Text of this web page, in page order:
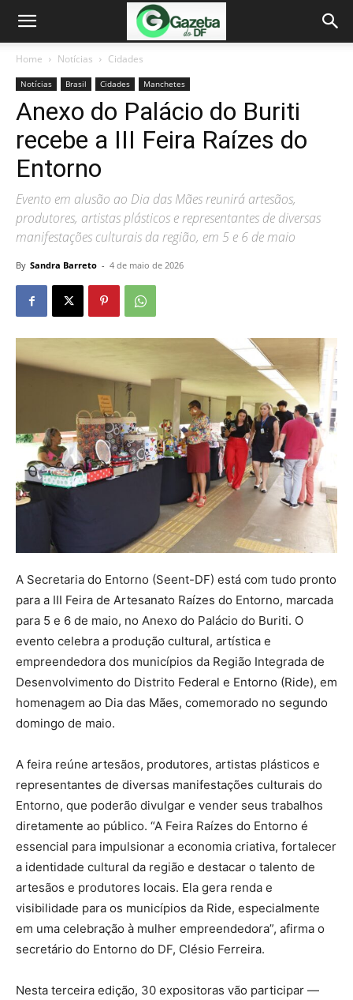
Home Notícias Cidades
Notícias Brasil Cidades Manchetes
Anexo do Palácio do Buriti
recebe a III Feira Raízes do
Entorno
Evento em alusão ao Dia das Mães reunirá artesãos,
produtores, artistas plásticos e representantes de diversas
manifestações culturais da região, em 5 e 6 de maio
By Sandra Barreto - 4 de maio de 2026
A Secretaria do Entorno (Seent-DF) está com tudo pronto
para a III Feira de Artesanato Raízes do Entorno, marcada
para 5 e 6 de maio, no Anexo do Palácio do Buriti. O
evento celebra a produção cultural, artística e
empreendedora dos municípios da Região Integrada de
Desenvolvimento do Distrito Federal e Entorno (Ride), em
homenagem ao Dia das Mães, comemorado no segundo
domingo de maio.
A feira reúne artesãos, produtores, artistas plásticos e
representantes de diversas manifestações culturais do
Entorno, que poderão divulgar e vender seus trabalhos
diretamente ao público. “A Feira Raízes do Entorno é
essencial para impulsionar a economia criativa, fortalecer
a identidade cultural da região e destacar o talento de
artesãos e produtores locais. Ela gera renda e
visibilidade para os municípios da Ride, especialmente
em uma celebração à mulher empreendedora”, afirma o
secretário do Entorno do DF, Clésio Ferreira.
Nesta terceira edição, 30 expositoras vão participar —